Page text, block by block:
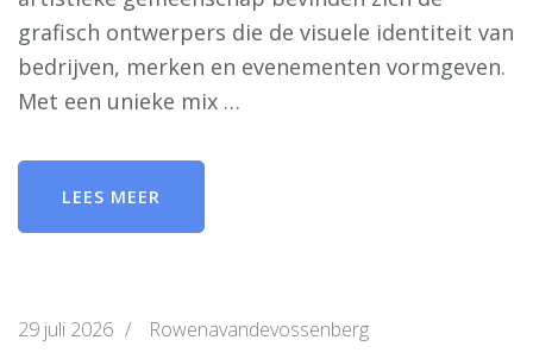
grafisch ontwerpers die de visuele identiteit van
bedrijven, merken en evenementen vormgeven.
Met een unieke mix …
LEES MEER
29 juli 2026 / Rowenavandevossenberg